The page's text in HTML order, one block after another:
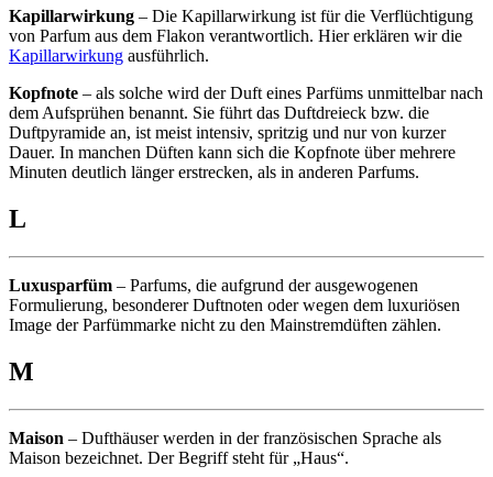
Kapillarwirkung – Die Kapillarwirkung ist für die Verflüchtigung
von Parfum aus dem Flakon verantwortlich. Hier erklären wir die
Kapillarwirkung ausführlich.
Kopfnote – als solche wird der Duft eines Parfüms unmittelbar nach
dem Aufsprühen benannt. Sie führt das Duftdreieck bzw. die
Duftpyramide an, ist meist intensiv, spritzig und nur von kurzer
Dauer. In manchen Düften kann sich die Kopfnote über mehrere
Minuten deutlich länger erstrecken, als in anderen Parfums.
L
Luxusparfüm – Parfums, die aufgrund der ausgewogenen
Formulierung, besonderer Duftnoten oder wegen dem luxuriösen
Image der Parfümmarke nicht zu den Mainstremdüften zählen.
M
Maison – Dufthäuser werden in der französischen Sprache als
Maison bezeichnet. Der Begriff steht für „Haus“.